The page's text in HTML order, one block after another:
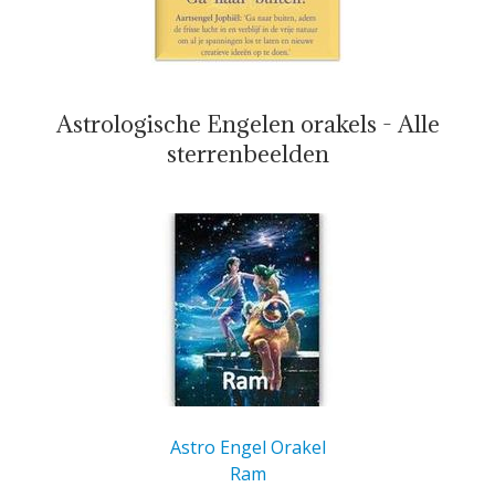
Astrologische Engelen orakels - Alle
sterrenbeelden
Astro Engel Orakel
Ram